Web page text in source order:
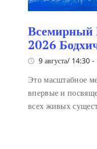
Всемирный
2026
9 августа/ 14:30 -
Это масштабное
впервые и
всех живых